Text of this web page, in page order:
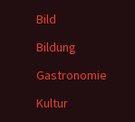
Bild
Bildung
Gastronomie
Kultur